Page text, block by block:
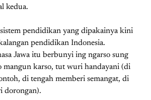
kedua.
pendidikan yang dipakainya kini
pendidikan Indonesia.
Jawa itu berbunyi ing ngarso sung
mangun karso, tut wuri handayani (di
di tengah memberi semangat, di
dorongan).